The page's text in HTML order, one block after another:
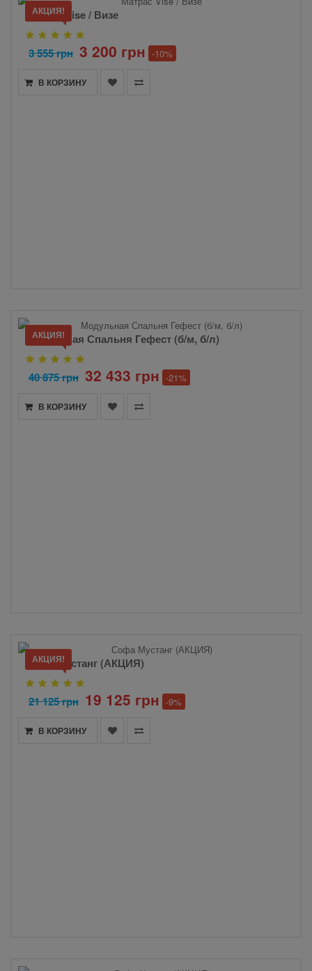
АКЦИЯ!
Матрас Vise / Визе
3 555 грн 3 200 грн -10%
В КОРЗИНУ
АКЦИЯ!
Модульная Спальня Гефест (б/м, б/л)
40 875 грн 32 433 грн -21%
В КОРЗИНУ
АКЦИЯ!
Софа Мустанг (АКЦИЯ)
21 125 грн 19 125 грн -9%
В КОРЗИНУ